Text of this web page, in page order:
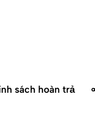
sách hoàn trả